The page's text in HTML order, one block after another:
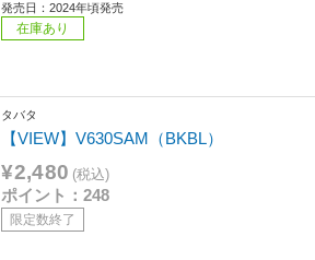
発売日：2024年頃発売
在庫あり
タバタ
【VIEW】V630SAM（BKBL）
¥2,480 (税込)
ポイント：248
限定数終了